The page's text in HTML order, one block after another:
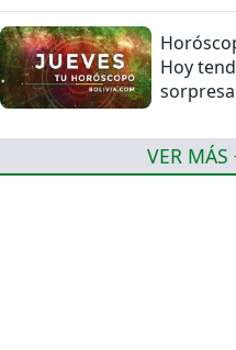
Hoy
sorpresa
VER MÁS